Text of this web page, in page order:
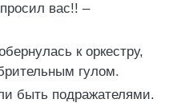
вас!! –
к оркестру,
гулом.
быть подражателями.